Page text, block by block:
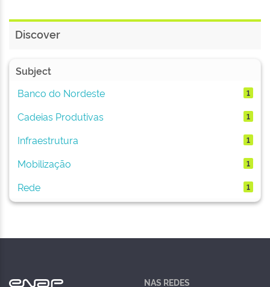
Discover
Subject
Banco do Nordeste
1
Cadeias Produtivas 1
Infraestrutura 1
Mobilização 1
Rede 1
NAS REDES